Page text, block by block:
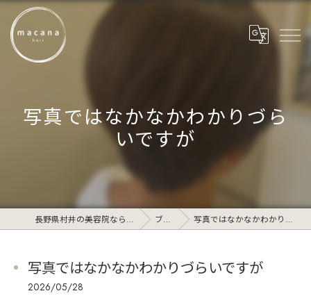
写真ではなかなかわかりづら
いですが
長野県村井の美容院ならmacana_hair ブログ 写真ではなかなかわかりづらいですが
写真ではなかなかわかりづらいですが
2026/05/28